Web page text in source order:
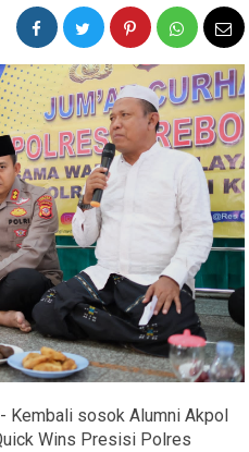
Kembali sosok Alumni Akpol
Wins Presisi Polres